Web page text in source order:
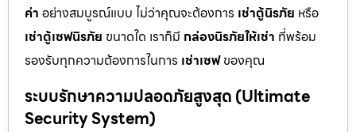
ค่า อย่างสมบูรณ์แบบ ไม่ว่าคุณจะต้องการ เช่าตู้นิรภัย หรือ
เช่าตู้เซฟนิรภัย ขนาดใด เราก็มี กล่องนิรภัยให้เช่า ที่พร้อม
รองรับทุกความต้องการในการ เช่าเซฟของคุณ
ระบบรักษาความปลอดภัยสูงสุด (Ultimate
Security System)